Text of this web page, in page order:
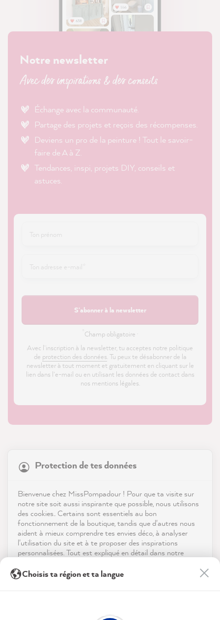
Notre newsletter
Avec des inspirations & des conseils
Échange avec la communauté.
Partage des projets et reçois des récompenses.
Deviens un pro de la peinture ! Tout le savoir-
faire de A à Z.
Tendances, inspi, projets DIY, conseils et
astuces.
S'abonner à la newsletter
Champ obligatoire ·
Avec l'inscription à la newsletter, tu acceptes notre politique
de protection des données. Tu peux te désabonner de la
newsletter à tout moment et gratuitement en cliquant sur le
lien dans l'e-mail ou en utilisant les données de contact dans
nos mentions légales.
Boutique
Service
Contact
Télécharger l'appli
Les médias sociaux
Protection de tes données
Bienvenue chez MissPompadour ! Pour que ta visite sur
notre site soit aussi inspirante que possible, nous utilisons
des cookies.. Certains sont essentiels au bon
fonctionnement de la boutique, tandis que d'autres nous
aident à mieux comprendre tes envies déco, à analyser
l'utilisation du site et à te proposer des inspirations
personnalisées. Tout est expliqué en détail dans notre
En cliquant sur « Tout accepter », tu nous autorises à
peaufiner ton expérience avec nous. Pas d'inquiétude, tu
reviews-io
Client vérifié
Superbe couleur, facile à appliquer
Choisis ta région et ta langue